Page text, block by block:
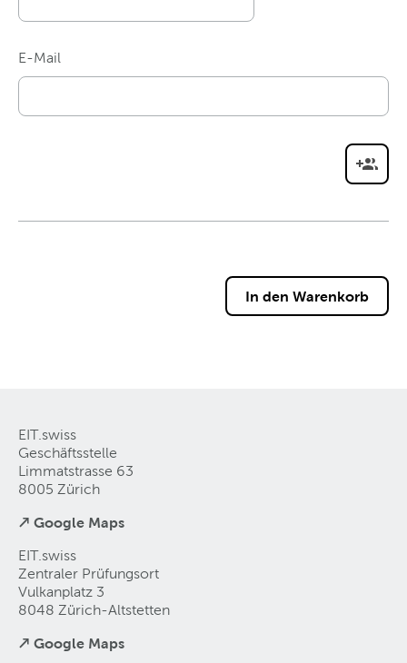
E-Mail
EIT.swiss
Geschäftsstelle
Limmatstrasse 63
8005 Zürich
↗ Google Maps
EIT.swiss
Zentraler Prüfungsort
Vulkanplatz 3
8048 Zürich-Altstetten
↗ Google Maps